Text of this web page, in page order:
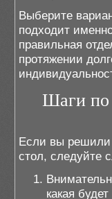
Выберите
подходит
правильная
протяжении
Шаги по
Если вы решили
стол, следуйте
какая